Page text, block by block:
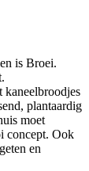
is Broei.
kaneelbroodjes
plantaardig
moet
concept. Ook
en